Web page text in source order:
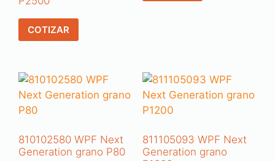
COTIZAR
810102580 WPF Next
Generation grano P80
811105093 WPF Next
Generation grano